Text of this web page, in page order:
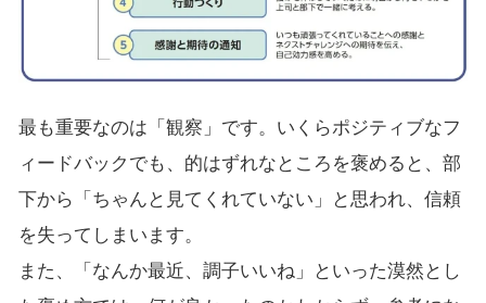
最も重要なのは「観察」です。いくらポジティブなフ
ィードバックでも、的はずれなところを褒めると、部
下から「ちゃんと見てくれていない」と思われ、信頼
を失ってしまいます。
また、「なんか最近、調子いいね」といった漠然とし